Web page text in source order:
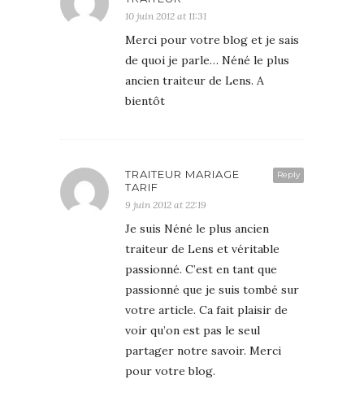
10 juin 2012 at 11:31
Merci pour votre blog et je sais
de quoi je parle… Néné le plus
ancien traiteur de Lens. A
bientôt
Reply
TRAITEUR MARIAGE
TARIF
9 juin 2012 at 22:19
Je suis Néné le plus ancien
traiteur de Lens et véritable
passionné. C’est en tant que
passionné que je suis tombé sur
votre article. Ca fait plaisir de
voir qu’on est pas le seul
partager notre savoir. Merci
pour votre blog.